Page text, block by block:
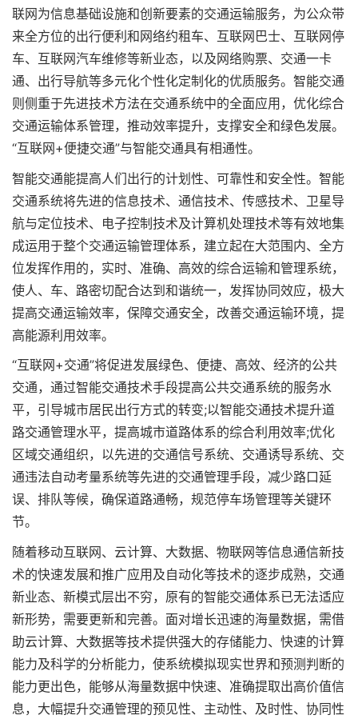
联网为信息基础设施和创新要素的交通运输服务，为公众带
来全方位的出行便利和网络约租车、互联网巴士、互联网停
车、互联网汽车维修等新业态，以及网络购票、交通一卡
通、出行导航等多元化个性化定制化的优质服务。智能交通
则侧重于先进技术方法在交通系统中的全面应用，优化综合
交通运输体系管理，推动效率提升，支撑安全和绿色发展。
“互联网+便捷交通”与智能交通具有相通性。
智能交通能提高人们出行的计划性、可靠性和安全性。智能
交通系统将先进的信息技术、通信技术、传感技术、卫星导
航与定位技术、电子控制技术及计算机处理技术等有效地集
成运用于整个交通运输管理体系，建立起在大范围内、全方
位发挥作用的，实时、准确、高效的综合运输和管理系统，
使人、车、路密切配合达到和谐统一，发挥协同效应，极大
提高交通运输效率，保障交通安全，改善交通运输环境，提
高能源利用效率。
“互联网+交通”将促进发展绿色、便捷、高效、经济的公共
交通，通过智能交通技术手段提高公共交通系统的服务水
平，引导城市居民出行方式的转变;以智能交通技术提升道
路交通管理水平，提高城市道路体系的综合利用效率;优化
区域交通组织，以先进的交通信号系统、交通诱导系统、交
通违法自动考量系统等先进的交通管理手段，减少路口延
误、排队等候，确保道路通畅，规范停车场管理等关键环
节。
随着移动互联网、云计算、大数据、物联网等信息通信新技
术的快速发展和推广应用及自动化等技术的逐步成熟，交通
新业态、新模式层出不穷，原有的智能交通体系已无法适应
新形势，需要更新和完善。面对增长迅速的海量数据，需借
助云计算、大数据等技术提供强大的存储能力、快速的计算
能力及科学的分析能力，使系统模拟现实世界和预测判断的
能力更出色，能够从海量数据中快速、准确提取出高价值信
息，大幅提升交通管理的预见性、主动性、及时性、协同性